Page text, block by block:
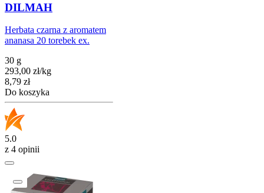
DILMAH
Herbata czarna z aromatem
ananasa 20 torebek ex.
30 g
293,00 zł/kg
Cena
8,79 zł
Do koszyka
5.0
z 4 opinii